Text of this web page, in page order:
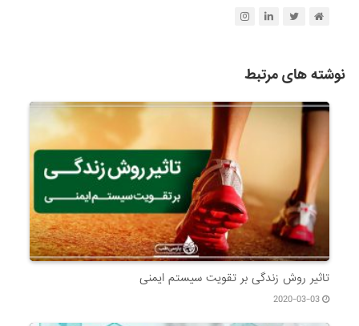
نوشته های مرتبط
تاثیر روش زندگی بر تقویت سیستم ایمنی
2020-03-03